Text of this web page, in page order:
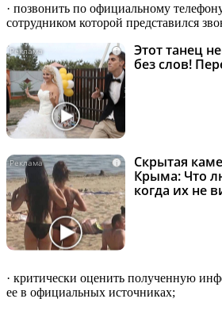
· позвонить по официальному
сотрудником которой представился
i
Этот танец
без слов!
i
Скрытая
Крыма: Что
когда их не
· критически оценить полученную
ее в официальных источниках;